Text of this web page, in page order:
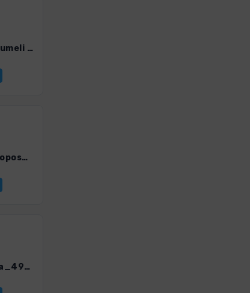
Kre_24_Agia Roumeli - Loutro_4947_3.gpx
Kre_26_Kormokopos_4947_3.gpx
Kre_28_Aradena_4947_3.gpx